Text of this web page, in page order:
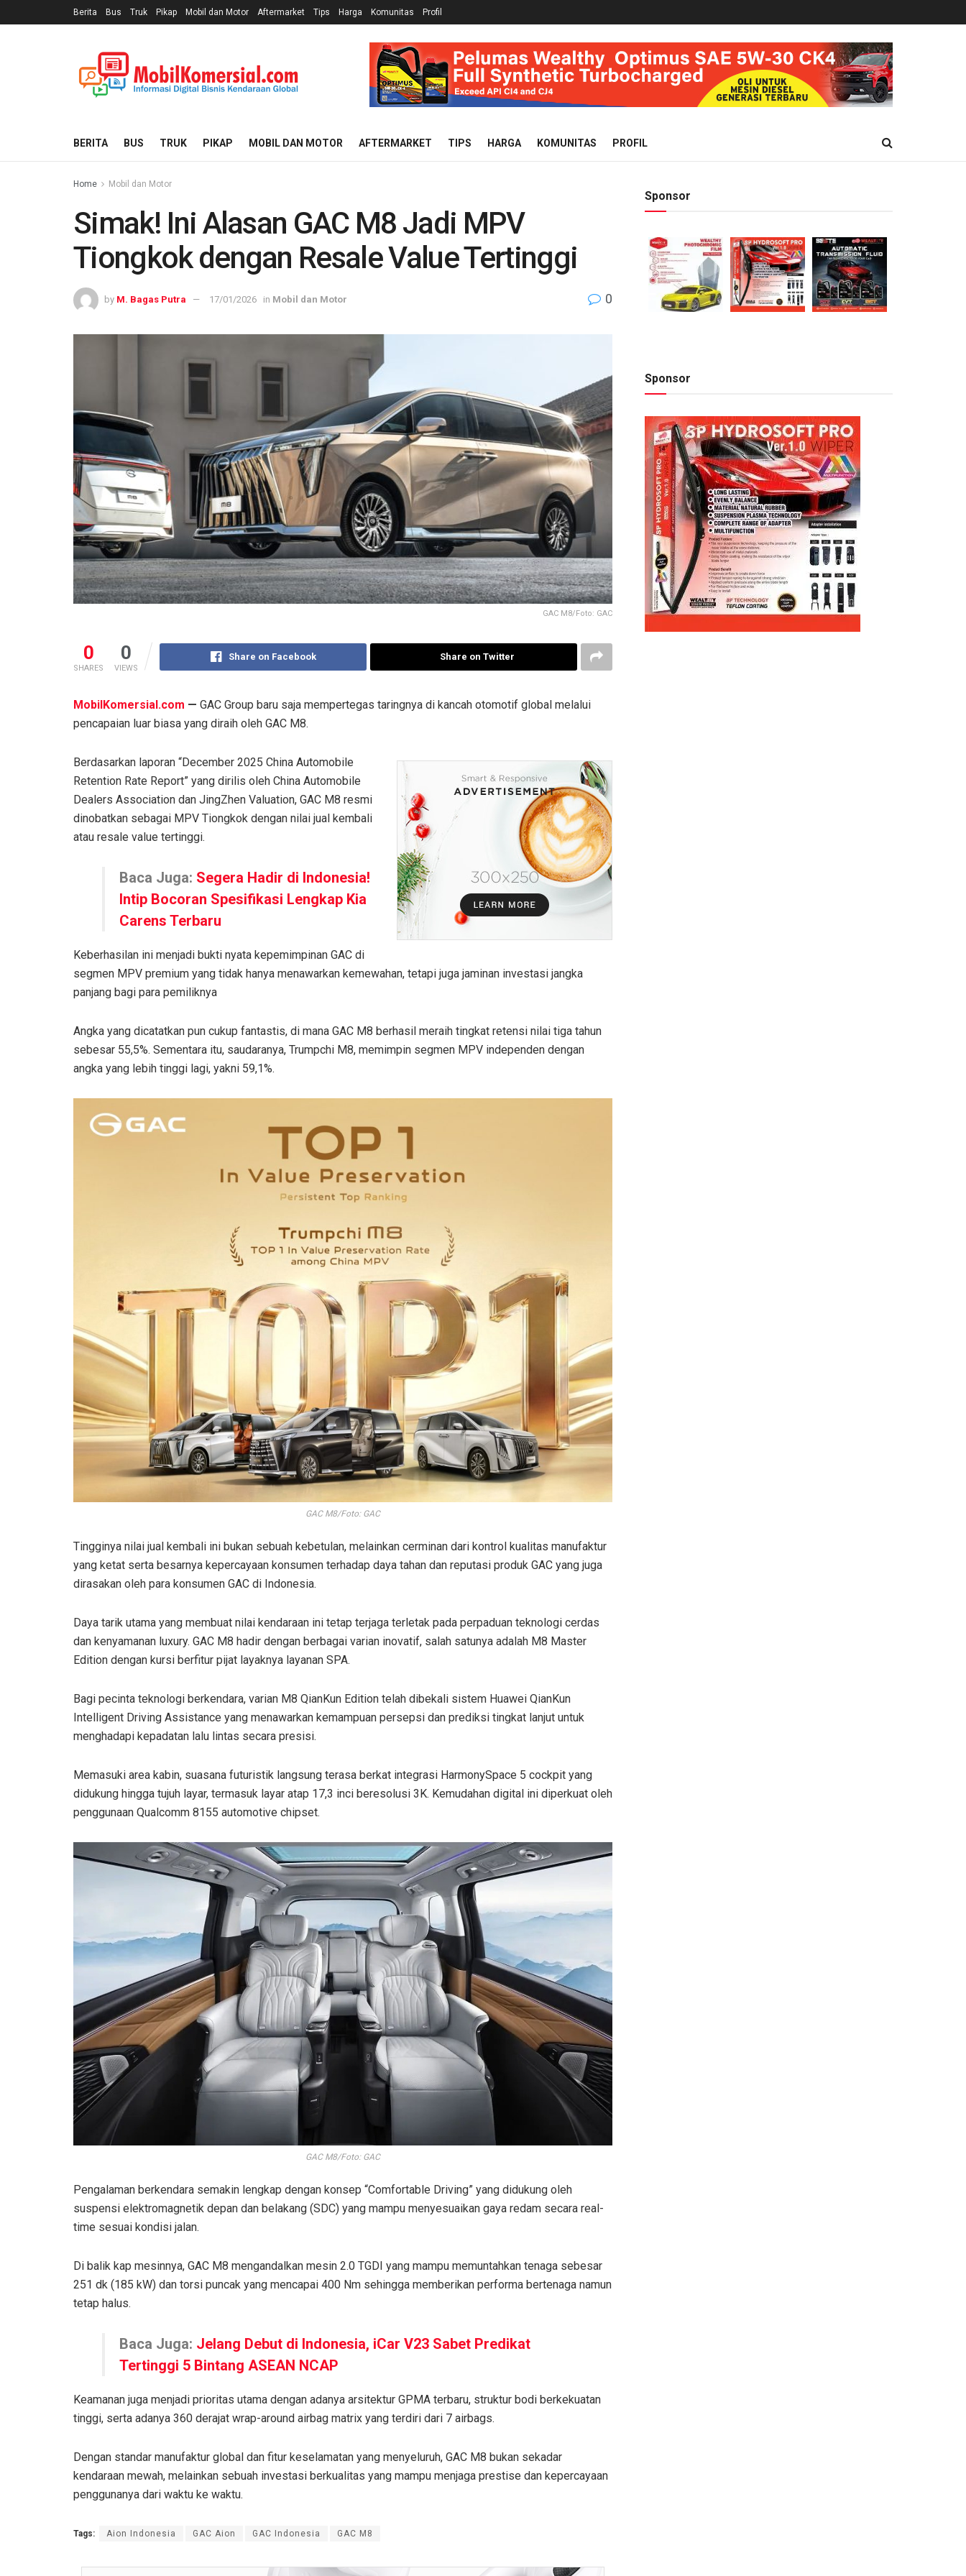
Berita Bus Truk Pikap Mobil dan Motor Aftermarket Tips Harga Komunitas Profil
BERITA BUS TRUK PIKAP MOBIL DAN MOTOR AFTERMARKET TIPS HARGA KOMUNITAS PROFIL
Home Mobil dan Motor
Simak! Ini Alasan GAC M8 Jadi MPV
Tiongkok dengan Resale Value Tertinggi
by M. Bagas Putra 17/01/2026 in Mobil dan Motor 0
GAC M8/Foto: GAC
0
SHARES
0
VIEWS
Share on Facebook Share on Twitter
MobilKomersial.com — GAC Group baru saja mempertegas taringnya di kancah otomotif global melalui
pencapaian luar biasa yang diraih oleh GAC M8.
Berdasarkan laporan “December 2025 China Automobile
Retention Rate Report” yang dirilis oleh China Automobile
Dealers Association dan JingZhen Valuation, GAC M8 resmi
dinobatkan sebagai MPV Tiongkok dengan nilai jual kembali
atau resale value tertinggi.
Baca Juga: Segera Hadir di Indonesia!
Intip Bocoran Spesifikasi Lengkap Kia
Carens Terbaru
Keberhasilan ini menjadi bukti nyata kepemimpinan GAC di
segmen MPV premium yang tidak hanya menawarkan kemewahan, tetapi juga jaminan investasi jangka
panjang bagi para pemiliknya
Angka yang dicatatkan pun cukup fantastis, di mana GAC M8 berhasil meraih tingkat retensi nilai tiga tahun
sebesar 55,5%. Sementara itu, saudaranya, Trumpchi M8, memimpin segmen MPV independen dengan
angka yang lebih tinggi lagi, yakni 59,1%.
GAC M8/Foto: GAC
Tingginya nilai jual kembali ini bukan sebuah kebetulan, melainkan cerminan dari kontrol kualitas manufaktur
yang ketat serta besarnya kepercayaan konsumen terhadap daya tahan dan reputasi produk GAC yang juga
dirasakan oleh para konsumen GAC di Indonesia.
Daya tarik utama yang membuat nilai kendaraan ini tetap terjaga terletak pada perpaduan teknologi cerdas
dan kenyamanan luxury. GAC M8 hadir dengan berbagai varian inovatif, salah satunya adalah M8 Master
Edition dengan kursi berfitur pijat layaknya layanan SPA.
Bagi pecinta teknologi berkendara, varian M8 QianKun Edition telah dibekali sistem Huawei QianKun
Intelligent Driving Assistance yang menawarkan kemampuan persepsi dan prediksi tingkat lanjut untuk
menghadapi kepadatan lalu lintas secara presisi.
Memasuki area kabin, suasana futuristik langsung terasa berkat integrasi HarmonySpace 5 cockpit yang
didukung hingga tujuh layar, termasuk layar atap 17,3 inci beresolusi 3K. Kemudahan digital ini diperkuat oleh
penggunaan Qualcomm 8155 automotive chipset.
GAC M8/Foto: GAC
Pengalaman berkendara semakin lengkap dengan konsep “Comfortable Driving” yang didukung oleh
suspensi elektromagnetik depan dan belakang (SDC) yang mampu menyesuaikan gaya redam secara real-
time sesuai kondisi jalan.
Di balik kap mesinnya, GAC M8 mengandalkan mesin 2.0 TGDI yang mampu memuntahkan tenaga sebesar
251 dk (185 kW) dan torsi puncak yang mencapai 400 Nm sehingga memberikan performa bertenaga namun
tetap halus.
Baca Juga: Jelang Debut di Indonesia, iCar V23 Sabet Predikat
Tertinggi 5 Bintang ASEAN NCAP
Keamanan juga menjadi prioritas utama dengan adanya arsitektur GPMA terbaru, struktur bodi berkekuatan
tinggi, serta adanya 360 derajat wrap-around airbag matrix yang terdiri dari 7 airbags.
Dengan standar manufaktur global dan fitur keselamatan yang menyeluruh, GAC M8 bukan sekadar
kendaraan mewah, melainkan sebuah investasi berkualitas yang mampu menjaga prestise dan kepercayaan
penggunanya dari waktu ke waktu.
Tags: Aion Indonesia GAC Aion GAC Indonesia GAC M8
Sponsor
Sponsor